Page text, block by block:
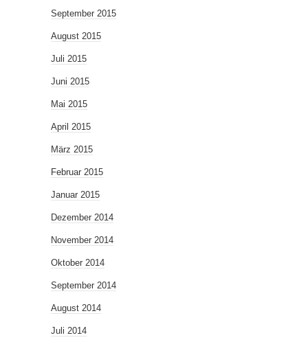
September 2015
August 2015
Juli 2015
Juni 2015
Mai 2015
April 2015
März 2015
Februar 2015
Januar 2015
Dezember 2014
November 2014
Oktober 2014
September 2014
August 2014
Juli 2014